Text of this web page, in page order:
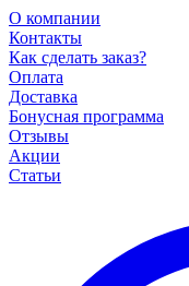
О компании
Контакты
Как сделать заказ?
Оплата
Доставка
Бонусная программа
Отзывы
Акции
Статьи